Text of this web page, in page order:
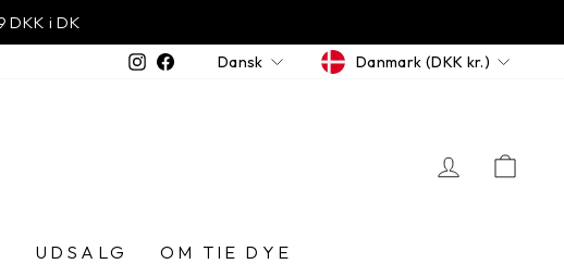
Instagram
FacebookSPROG
Dansk VALUTA
Danmark (DKK kr.)
LOG IN
UDSALG OM TIE DYE